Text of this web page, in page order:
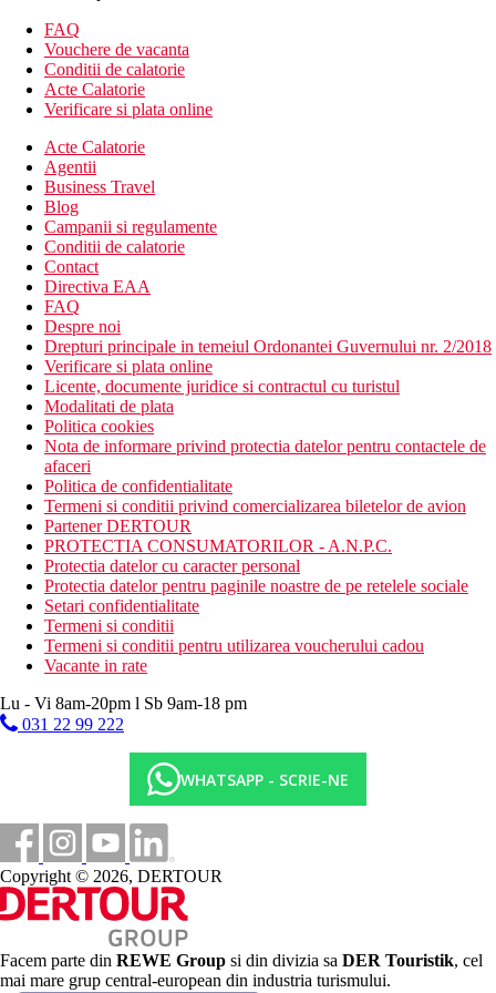
paturi double sau single
Descrierea hotelului
Hotelul dispune de:
de relaxare si infrumusetare)
divertisment
WiFi
sala de fitness
miniclub
camera de bagaje
gradina
parcare
Descrierea plajei
Plaja publica cu:
nisip, la aproximativ 500 m de hotel (autobuz de transfer
gratuit al hotelului)
șezlonguri și umbrele de plătit (aprox. 12 EUR/set)
Activitati sportive
Activitati acvatice in zona contra cost
sala de fitness
inchierieri biciclete
biliard
Restaurant
Cu un total de trei restaurante, acestea servesc preparate
culinare cu specific international si local
Pool & Snack Bar
Categoria oficiala
5 stele
Magazine
200 m
Restaurant
1,2 km
Centrul orasului
25 km
FAQ
Vouchere de vacanta
Conditii de calatorie
Acte Calatorie
Verificare si plata online
Acte Calatorie
Agentii
Business Travel
Blog
Campanii si regulamente
Conditii de calatorie
Contact
Directiva EAA
FAQ
Despre noi
Drepturi principale in temeiul Ordonantei Guvernului nr. 2/2018
Verificare si plata online
Licente, documente juridice si contractul cu turistul
Modalitati de plata
Politica cookies
Nota de informare privind protectia datelor pentru contactele de
afaceri
Politica de confidentialitate
Termeni si conditii privind comercializarea biletelor de avion
Partener DERTOUR
PROTECTIA CONSUMATORILOR - A.N.P.C.
Protectia datelor cu caracter personal
Protectia datelor pentru paginile noastre de pe retelele sociale
Setari confidentialitate
Termeni si conditii
Termeni si conditii pentru utilizarea voucherului cadou
Vacante in rate
Lu - Vi 8am-20pm l Sb 9am-18 pm
031 22 99 222
WHATSAPP - SCRIE-NE
Copyright © 2026, DERTOUR
Facem parte din REWE Group si din divizia sa DER Touristik, cel
mai mare grup central-european din industria turismului.